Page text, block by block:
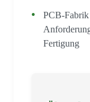
PCB-
Fertigung